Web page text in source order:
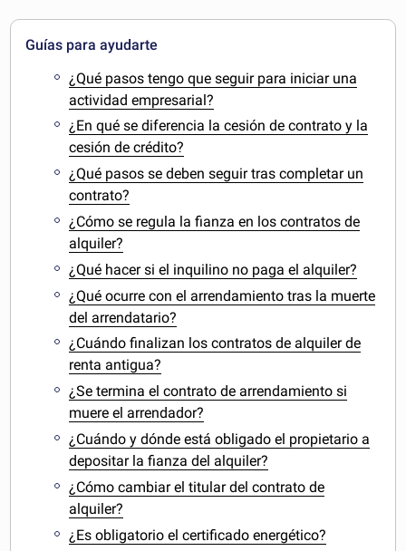
Guías para ayudarte
¿Qué pasos tengo que seguir para iniciar una
actividad empresarial?
¿En qué se diferencia la cesión de contrato y la
cesión de crédito?
¿Qué pasos se deben seguir tras completar un
contrato?
¿Cómo se regula la fianza en los contratos de
alquiler?
¿Qué hacer si el inquilino no paga el alquiler?
¿Qué ocurre con el arrendamiento tras la muerte
del arrendatario?
¿Cuándo finalizan los contratos de alquiler de
renta antigua?
¿Se termina el contrato de arrendamiento si
muere el arrendador?
¿Cuándo y dónde está obligado el propietario a
depositar la fianza del alquiler?
¿Cómo cambiar el titular del contrato de
alquiler?
¿Es obligatorio el certificado energético?